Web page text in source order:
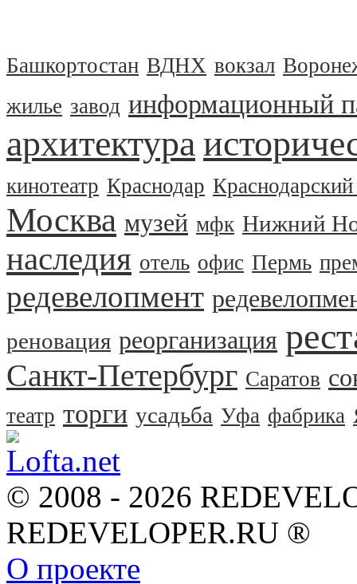
Башкортостан ВДНХ вокзал
жилье завод информационный
архитектура
кинотеатр Краснодар
Москва музей мфк Нижний
наследия отель офис Пермь
редевелопмент
реновация реорганизация
Санкт-Петербург Саратов
театр торги усадьба Уфа фабрика
© 2008 - 2026
REDEVELOPER.RU ®
О проекте